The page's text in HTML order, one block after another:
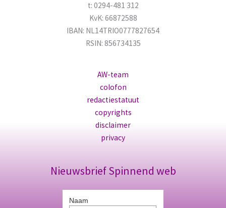
t: 0294-481 312
KvK: 66872588
IBAN: NL14TRIO0777827654
RSIN: 856734135
AW-team
colofon
redactiestatuut
copyrights
disclaimer
privacy
Nieuwsbrief Spinnend web